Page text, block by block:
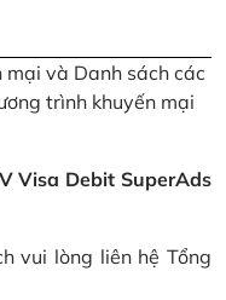
và Danh sách các
trình khuyến mại
Visa Debit SuperAds
vui lòng liên hệ Tổng